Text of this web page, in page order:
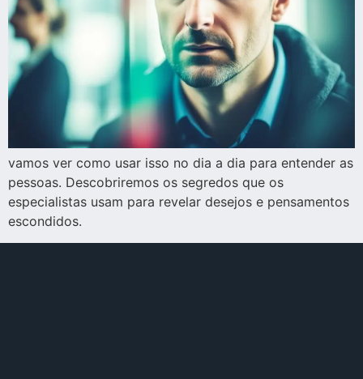
vamos ver como usar isso no dia a dia para entender as
pessoas. Descobriremos os segredos que os
especialistas usam para revelar desejos e pensamentos
escondidos.